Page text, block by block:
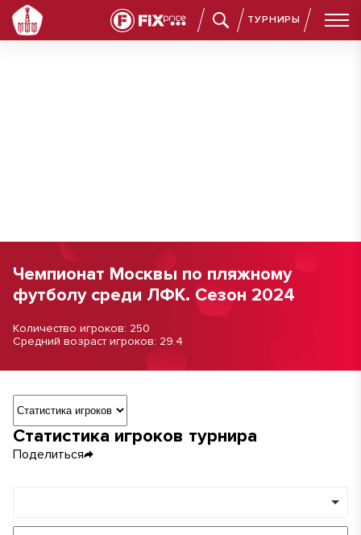
ТУРНИРЫ
Чемпионат Москвы по пляжному
футболу среди ЛФК. Сезон 2024
Количество игроков: 250
Средний возраст игроков: 29.4
Навигация по разделам турнира
Статистика игроков турнира
Поделиться